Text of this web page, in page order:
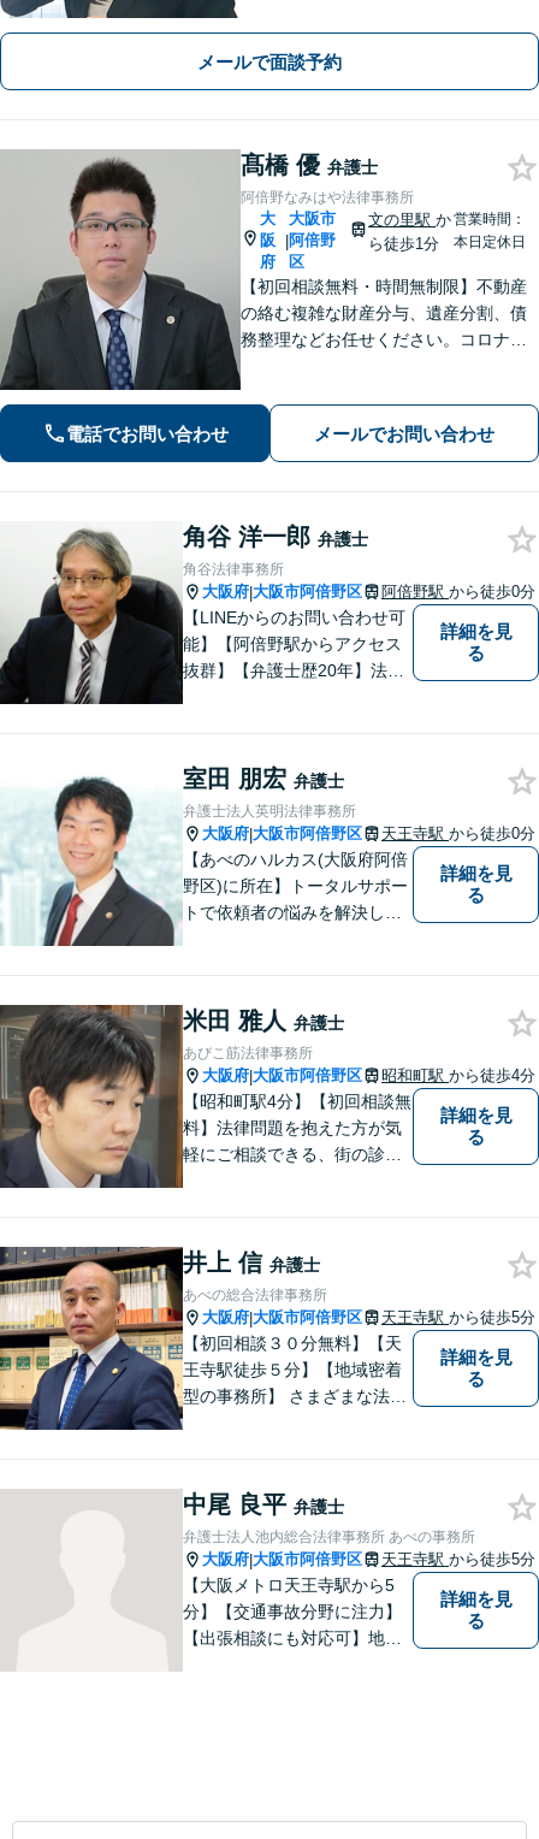
づくりを心がけます【借金・債務整
理】経済状況に応じて適切な解決策を
ご提案します
メールで面談予約
髙橋 優 弁護士
阿倍野なみはや法律事務所
大
阪
府
|
大阪市
阿倍野
区
文の里駅か
ら徒歩1分
営業時間：
本日定休日
【初回相談無料・時間無制限】不動産
の絡む複雑な財産分与、遺産分割、債
務整理などお任せください。コロナ禍
添い、皆さまが安心して暮らせるよ
う、全力でお守りします。
電話でお問い合わせ メールでお問い合わせ
角谷 洋一郎 弁護士
角谷法律事務所
大阪府|大阪市阿倍野区 阿倍野駅 から徒歩0分
【LINEからのお問い合わせ可
能】【阿倍野駅からアクセス
抜群】【弁護士歴20年】法テ
トップ対応が強み！交通事故
／遺産分割／離婚／債務整理
／その他
詳細を見
る
室田 朋宏 弁護士
弁護士法人英明法律事務所
大阪府|大阪市阿倍野区 天王寺駅 から徒歩0分
【あべのハルカス(大阪府阿倍
野区)に所在】トータルサポー
トで依頼者の悩みを解決しま
詳細を見
る
米田 雅人 弁護士
あびこ筋法律事務所
大阪府|大阪市阿倍野区 昭和町駅 から徒歩4分
【昭和町駅4分】【初回相談無
料】法律問題を抱えた方が気
軽にご相談できる、街の診療
い分野に対応しております。
お気軽にご相談ください。
【夜間・休日対応可】
詳細を見
る
井上 信 弁護士
あべの総合法律事務所
大阪府|大阪市阿倍野区 天王寺駅 から徒歩5分
【初回相談３０分無料】【天
王寺駅徒歩５分】【地域密着
型の事務所】 さまざまな法律
相続、インターネット上のト
ラブルに注力！！
詳細を見
る
中尾 良平 弁護士
弁護士法人池内総合法律事務所 あべの事務所
大阪府|大阪市阿倍野区 天王寺駅 から徒歩5分
【大阪メトロ天王寺駅から5
分】【交通事故分野に注力】
【出張相談にも対応可】地元
詳細を見
る